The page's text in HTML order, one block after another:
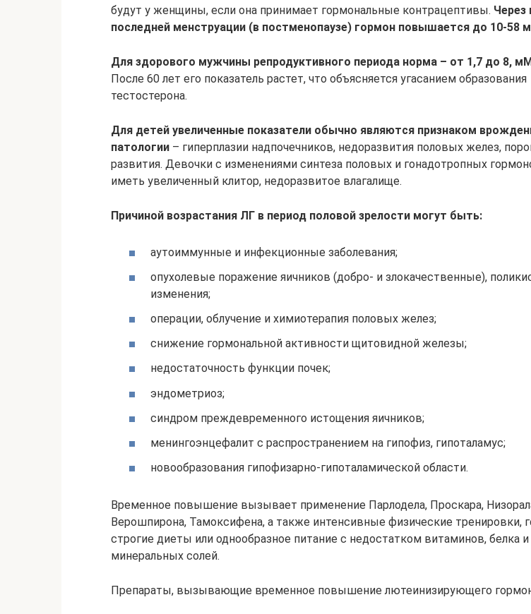
будут у женщины, если она принимает гормональные контрацептивы. Через
последней менструации (в постменопаузе) гормон повышается до 10-58
Для здорового мужчины репродуктивного периода норма – от 1,7 до 8,
После 60 лет его показатель растет, что объясняется угасанием образования
тестостерона.
Для детей увеличенные показатели обычно являются признаком
патологии – гиперплазии надпочечников, недоразвития половых желез,
развития. Девочки с изменениями синтеза половых и гонадотропных
иметь увеличенный клитор, недоразвитое влагалище.
Причиной возрастания ЛГ в период половой зрелости могут быть:
аутоиммунные и инфекционные заболевания;
опухолевые поражение яичников (добро- и злокачественные),
изменения;
операции, облучение и химиотерапия половых желез;
снижение гормональной активности щитовидной железы;
недостаточность функции почек;
эндометриоз;
синдром преждевременного истощения яичников;
менингоэнцефалит с распространением на гипофиз, гипоталамус;
новообразования гипофизарно-гипоталамической области.
Временное повышение вызывает применение Парлодела, Проскара,
Верошпирона, Тамоксифена, а также интенсивные физические тренировки,
строгие диеты или однообразное питание с недостатком витаминов, белка и
минеральных солей.
Препараты, вызывающие временное повышение лютеинизирующего